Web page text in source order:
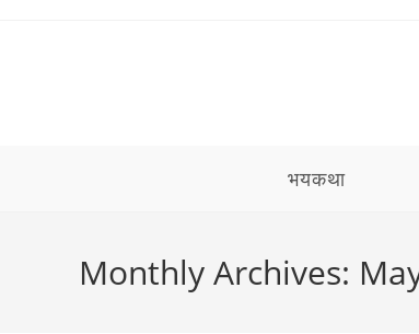
भयकथा
Monthly Archives: